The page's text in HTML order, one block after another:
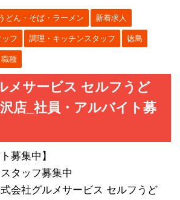
どん・そば・ラーメン 新着求人
フ 調理・キッチンスタッフ 徳島
職種
メサービス セルフうど
店_社員・アルバイト募
募集中】
タッフ募集中
会社グルメサービス セルフうど